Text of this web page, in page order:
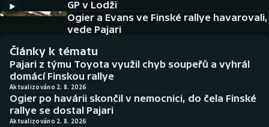
Baseball a softbal
Basketbal
Biatlon
Boby a skeleton
Historické návraty
Aplikace ČT sport
AZ kvíz
GP v Lodži
Ogier a Evans ve Finské rallye havarovali,
vede Pajari
Články k tématu
Pajari z týmu Toyota využil chyb soupeřů a vyhrál
domácí Finskou rallye
Aktualizováno 2. 8. 2026
Ogier po havárii skončil v nemocnici, do čela Finské
rallye se dostal Pajari
Aktualizováno 2. 8. 2026